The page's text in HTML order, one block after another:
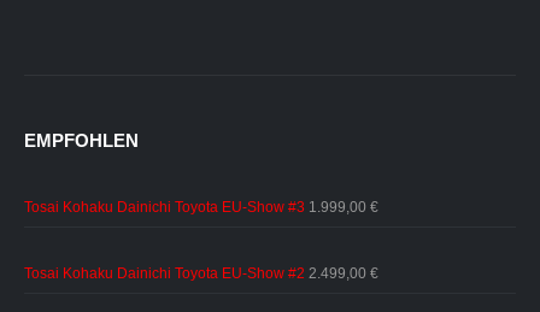
EMPFOHLEN
Tosai Kohaku Dainichi Toyota EU-Show #3 1.999,00 €
Tosai Kohaku Dainichi Toyota EU-Show #2 2.499,00 €